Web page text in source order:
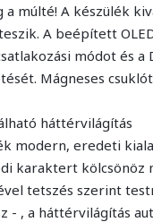
a múlté! A készülék
A beépített
módot és
Mágneses
háttérvilágítás
modern, eredeti
karaktert kölcsönöz
tetszés szerint
- , a háttérvilágítás